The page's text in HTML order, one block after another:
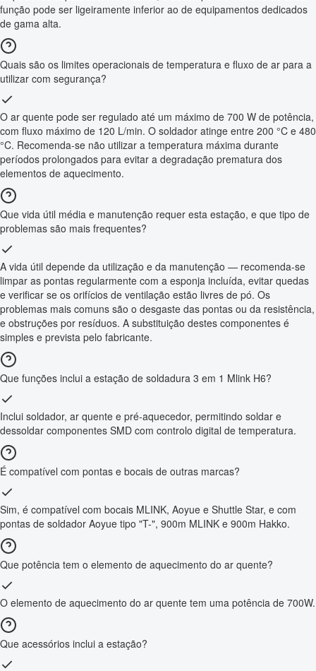
função pode ser ligeiramente inferior ao de equipamentos dedicados
de gama alta.
Quais são os limites operacionais de temperatura e fluxo de ar para a
utilizar com segurança?
O ar quente pode ser regulado até um máximo de 700 W de potência,
com fluxo máximo de 120 L/min. O soldador atinge entre 200 °C e 480
°C. Recomenda-se não utilizar a temperatura máxima durante
períodos prolongados para evitar a degradação prematura dos
elementos de aquecimento.
Que vida útil média e manutenção requer esta estação, e que tipo de
problemas são mais frequentes?
A vida útil depende da utilização e da manutenção — recomenda-se
limpar as pontas regularmente com a esponja incluída, evitar quedas
e verificar se os orifícios de ventilação estão livres de pó. Os
problemas mais comuns são o desgaste das pontas ou da resistência,
e obstruções por resíduos. A substituição destes componentes é
simples e prevista pelo fabricante.
Que funções inclui a estação de soldadura 3 em 1 Mlink H6?
Inclui soldador, ar quente e pré-aquecedor, permitindo soldar e
dessoldar componentes SMD com controlo digital de temperatura.
É compatível com pontas e bocais de outras marcas?
Sim, é compatível com bocais MLINK, Aoyue e Shuttle Star, e com
pontas de soldador Aoyue tipo "T-", 900m MLINK e 900m Hakko.
Que potência tem o elemento de aquecimento do ar quente?
O elemento de aquecimento do ar quente tem uma potência de 700W.
Que acessórios inclui a estação?